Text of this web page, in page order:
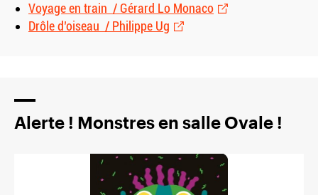
Voyage en train / Gérard Lo Monaco
Drôle d’oiseau / Philippe Ug
Alerte ! Monstres en salle Ovale !